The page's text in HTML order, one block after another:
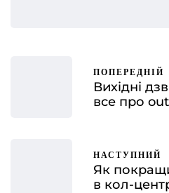
ПОПЕРЕДНІЙ
Вихідні
все про
НАСТУПНИЙ
Як
в кол-